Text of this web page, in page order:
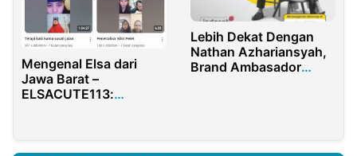
Mengenal Elsa dari
Jawa Barat –
ELSACUTE113:
Lebih Dekat Dengan
Nathan Azhariansyah,
Brand Ambasador